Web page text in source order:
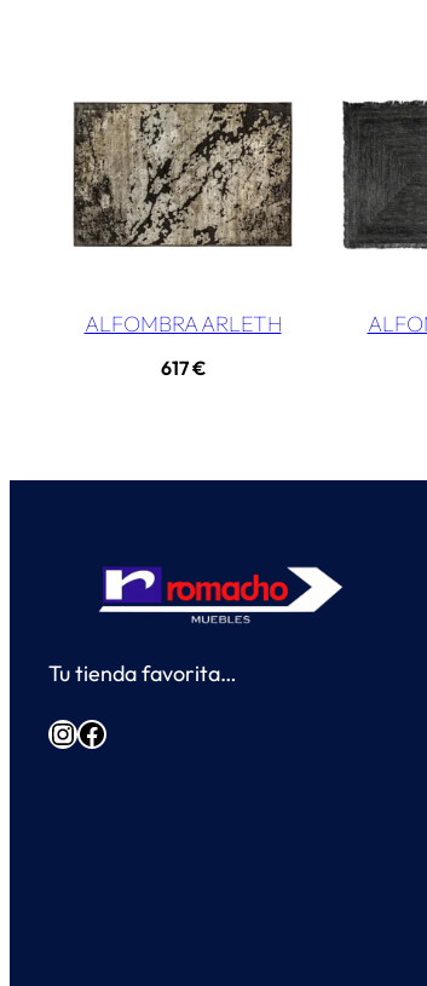
ALFOMBRA ARLETH
617€
Tu tienda favorita…
InstagramFacebook